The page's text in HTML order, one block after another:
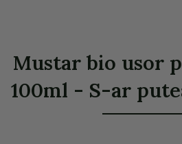
Mustar bio usor
100ml - S-ar